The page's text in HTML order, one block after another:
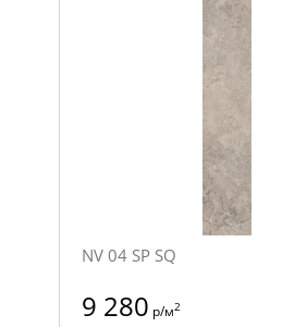
NV 04 SP SQ
9 280 р/м2